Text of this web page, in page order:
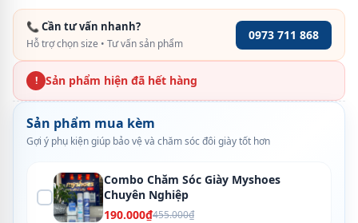
📞 Cần tư vấn nhanh?
Hỗ trợ chọn size • Tư vấn sản phẩm
0973 711 868
! Sản phẩm hiện đã hết hàng
Sản phẩm mua kèm
Gợi ý phụ kiện giúp bảo vệ và chăm sóc đôi giày tốt hơn
Combo Chăm Sóc Giày Myshoes
Chuyên Nghiệp
190.000₫455.000₫